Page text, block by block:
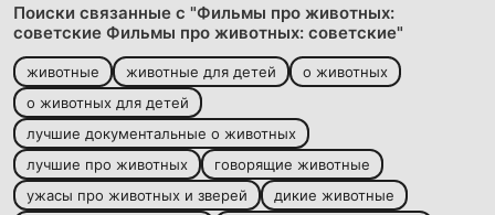
Поиски связанные с "Фильмы про животных:
советские Фильмы про животных: советские"
животные животные для детей
о животных
о животных для детей
лучшие документальные о животных
лучшие про животных
говорящие животные
ужасы про животных и зверей
дикие животные